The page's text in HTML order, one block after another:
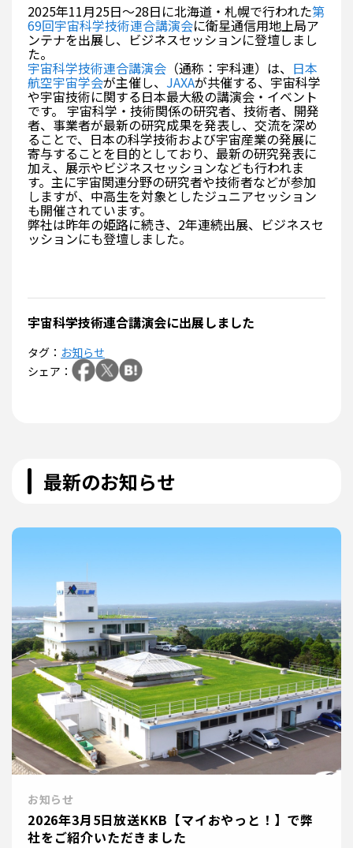
2025年11月25日～28日に北海道・札幌で行われた第
69回宇宙科学技術連合講演会に衛星通信用地上局ア
ンテナを出展し、ビジネスセッションに登壇しまし
た。
宇宙科学技術連合講演会 （通称：宇科連）は、 日本
航空宇宙学会が主催し、 JAXAが共催する、宇宙科学
や宇宙技術に関する日本最大級の講演会・イベント
です。 宇宙科学・技術関係の研究者、技術者、開発
者、事業者が最新の研究成果を発表し、交流を深め
ることで、日本の科学技術および宇宙産業の発展に
寄与することを目的としており、最新の研究発表に
加え、展示やビジネスセッションなども行われま
す。主に宇宙関連分野の研究者や技術者などが参加
しますが、中高生を対象としたジュニアセッション
も開催されています。
弊社は昨年の姫路に続き、2年連続出展、ビジネスセ
ッションにも登壇しました。
宇宙科学技術連合講演会に出展しました
タグ： お知らせ
シェア：
最新のお知らせ
お知らせ
2026年3月5日放送KKB【マイおやっと！】で弊
社をご紹介いただきました